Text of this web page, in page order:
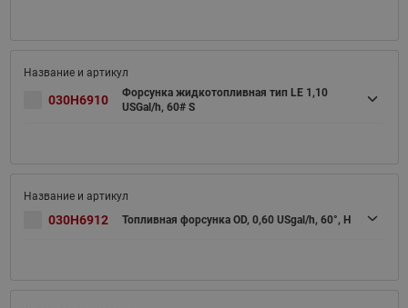
030H6910
Форсунка жидкотопливная тип LE 1,10
USGal/h, 60# S
030H6912 Топливная форсунка OD, 0,60 USgal/h, 60°, H